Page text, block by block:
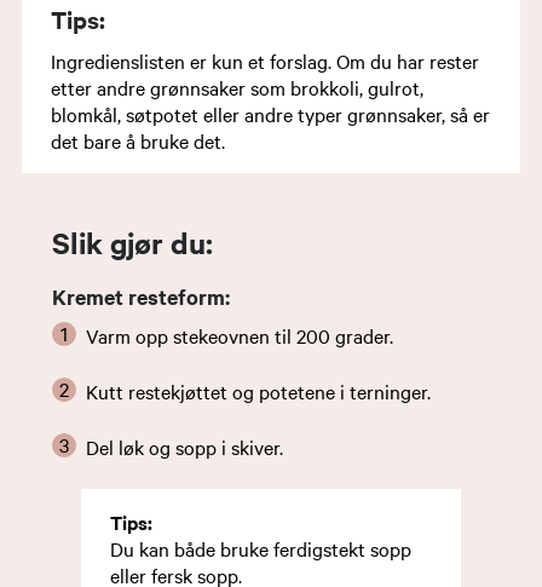
Tips:
Ingredienslisten er kun et forslag. Om du har rester
etter andre grønnsaker som brokkoli, gulrot,
blomkål, søtpotet eller andre typer grønnsaker, så er
det bare å bruke det.
Slik gjør du:
Kremet resteform:
Varm opp stekeovnen til 200 grader.
Kutt restekjøttet og potetene i terninger.
Del løk og sopp i skiver.
Tips:
Du kan både bruke ferdigstekt sopp
eller fersk sopp.